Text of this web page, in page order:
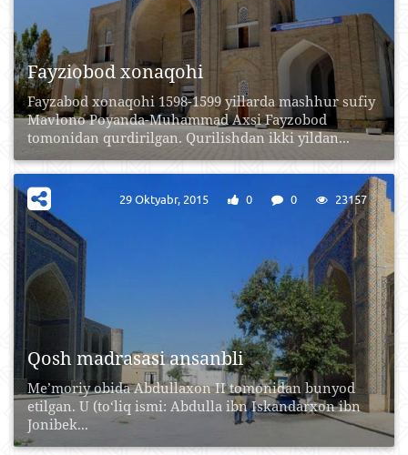
Fayziobod xonaqohi
Fayzabod xonaqohi 1598-1599 yillarda mashhur sufiy
Mavlono Poyanda-Muhammad Axsi Fayzobod
tomonidan qurdirilgan. Qurilishdan ikki yildan...
Qosh madrasasi ansanbli
Me’moriy obida Abdullaxon II tomonidan bunyod
etilgan. U (to‘liq ismi: Abdulla ibn Iskandarxon ibn
Jonibek...
29 Oktyabr, 2015 0 0 23157